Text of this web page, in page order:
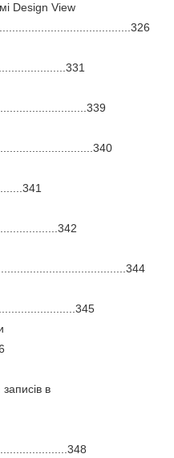
Design View
в